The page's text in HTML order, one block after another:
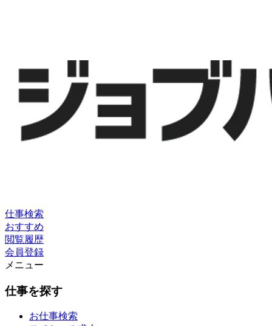
仕事検索
おすすめ
閲覧履歴
会員登録
メニュー
仕事を探す
お仕事検索